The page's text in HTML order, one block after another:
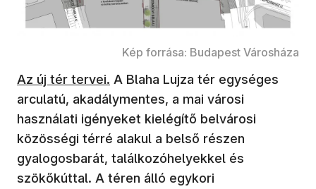
Kép forrása: Budapest Városháza
(új ablakban nyílik meg)
Az új tér tervei. A Blaha Lujza tér egységes
arculatú, akadálymentes, a mai városi
használati igényeket kielégítő belvárosi
közösségi térré alakul a belső részen
gyalogosbarát, találkozóhelyekkel és
szökőkúttal. A téren álló egykori